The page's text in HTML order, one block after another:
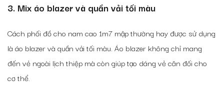
3. Mix áo blazer và quần vải tối màu
Cách phối đồ cho nam cao 1m7 mậpthường hay được sử dụng
là áo blazer và quần vải tối màu. Áo blazer không chỉ mang
đến vẻ ngoài lịch thiệp mà còn giúp tạo dáng vẻ cân đối cho
cơ thể.